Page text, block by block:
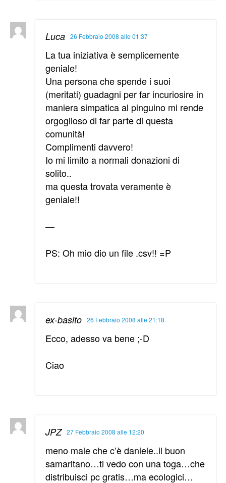
Luca 26 Febbraio 2008 alle 01:37
La tua iniziativa è semplicemente
geniale!
Una persona che spende i suoi
(meritati) guadagni per far incuriosire in
maniera simpatica al pinguino mi rende
orgoglioso di far parte di questa
comunità!
Complimenti davvero!
Io mi limito a normali donazioni di
solito..
ma questa trovata veramente è
geniale!!
—
PS: Oh mio dio un file .csv!! =P
ex-basito 26 Febbraio 2008 alle 21:18
Ecco, adesso va bene ;-D
Ciao
JPZ 27 Febbraio 2008 alle 12:20
meno male che c’è daniele..il buon
samaritano…ti vedo con una toga…che
distribuisci pc gratis…ma ecologici…